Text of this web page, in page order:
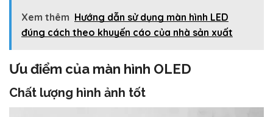
Xem thêm Hướng dẫn sử dụng màn hình LED
đúng cách theo khuyến cáo của nhà sản xuất
Ưu điểm của màn hình OLED
Chất lượng hình ảnh tốt